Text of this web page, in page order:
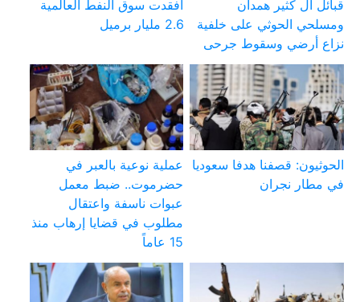
قبائل آل كثير همدان
ومسلحي الحوثي على خلفية
نزاع أرضي وسقوط جرحى
أفقدت سوق النفط العالمية
2.6 مليار برميل
الحوثيون: قصفنا هدفا سعوديا
في مطار نجران
عملية نوعية بالعبر في
حضرموت.. ضبط معمل
عبوات ناسفة واعتقال
مطلوب في قضايا إرهاب منذ
15 عاماً